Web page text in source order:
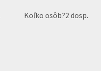
Koľko osôb?2 dosp.